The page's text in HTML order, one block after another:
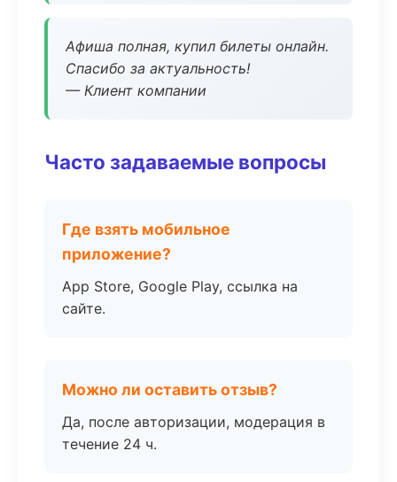
Афиша полная, купил билеты онлайн.
Спасибо за актуальность!
— Клиент компании
Часто задаваемые вопросы
Где взять мобильное
приложение?
App Store, Google Play, ссылка на
сайте.
Можно ли оставить отзыв?
Да, после авторизации, модерация в
течение 24 ч.